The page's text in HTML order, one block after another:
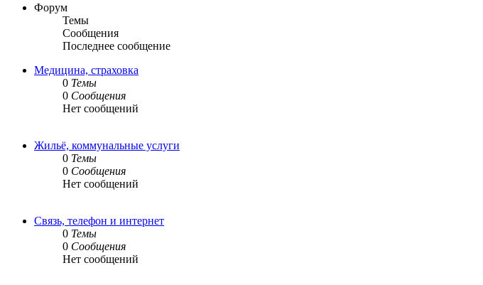
Форум
Темы
Сообщения
Последнее сообщение
Медицина, страховка
0 Темы
0 Сообщения
Нет сообщений
Жильё, коммунальные услуги
0 Темы
0 Сообщения
Нет сообщений
Связь, телефон и интернет
0 Темы
0 Сообщения
Нет сообщений